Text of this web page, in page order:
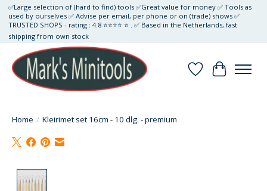
✅Large selection of (hard to find) tools ✅Great value for money ✅ Tools as
used by ourselves ✅ Advise per email, per phone or on (trade) shows ✅
TRUSTED SHOPS - rating : 4.8 ⭐⭐⭐⭐ ⭐ . ✅ Based in the Netherlands, fast
shipping from own stock
Verlanglijst
Home / Kleirimet set 16cm - 10 dlg. - premium